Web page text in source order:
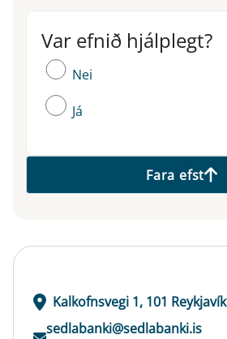
Var efnið hjálplegt?
Var efnið hjálplegt?
Nei
Já
Fara efst
Kalkofnsvegi 1, 101 Reykjavík
sedlabanki@sedlabanki.is